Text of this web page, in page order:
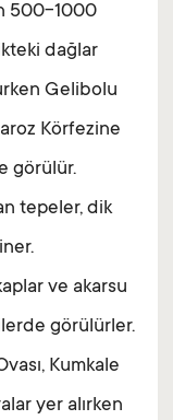
500-1000
dağlar
Gelibolu
Körfezine
görülür.
tepeler, dik
ve akarsu
görülürler.
Kumkale
yer alırken